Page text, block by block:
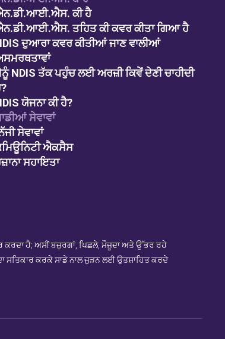
ਕੀ ਹੈ
ਤਹਿਤ ਕੀ ਕਵਰ ਕੀਤਾ ਗਿਆ ਹੈ
ਦੁਆਰਾ ਕਵਰ ਕੀਤੀਆਂ ਜਾਣ ਵਾਲੀਆਂ
NDIS ਤੱਕ ਪਹੁੰਚ ਲਈ ਅਰਜ਼ੀ ਕਿਵੇਂ ਦੇਣੀ ਚਾਹੀਦੀ
ਯੋਜਨਾ ਕੀ ਹੈ?
ਸੇਵਾਵਾਂ
ਸੇਵਾਵਾਂ
ਐਕਸੈਸ
ਸਹਾਇਤਾ
ਹੈ; ਅਸੀਂ ਬਜ਼ੁਰਗਾਂ, ਪਿਛਲੇ, ਮੌਜੂਦਾ ਅਤੇ ਉੱਭਰ ਰਹੇ
ਸਤਿਕਾਰ ਕਰਕੇ ਸਾਡੇ ਨਾਲ ਜੁੜਨ ਲਈ ਉਤਸ਼ਾਹਿਤ ਕਰਦੇ